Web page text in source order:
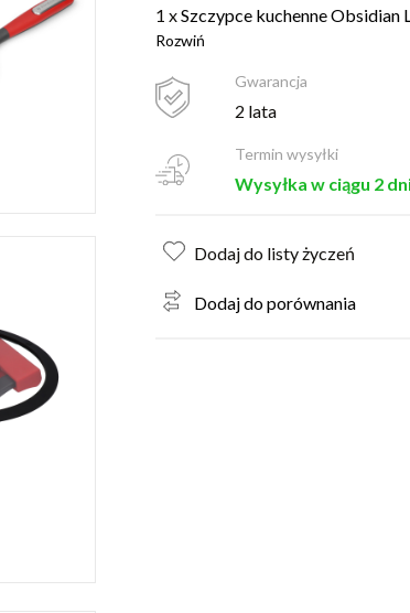
1 xSzczypce kuchenne Obsidian
Rozwiń
Gwarancja
2 lata
Termin wysyłki
Wysyłka w ciągu 2
Dodaj do listy życzeń
Dodaj do porównania